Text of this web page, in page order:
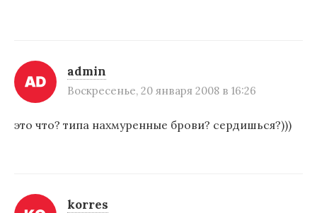
admin
Воскресенье, 20 января 2008 в 16:26
это что? типа нахмуренные брови? сердишься?)))
korres